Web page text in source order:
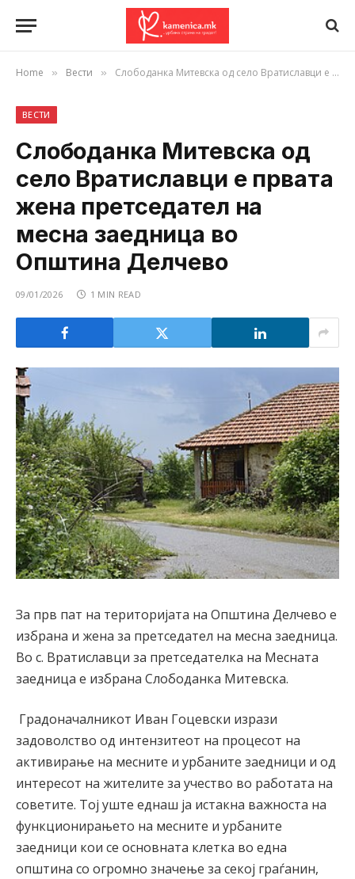
Home » Вести » Слободанка Митевска од село Вратиславци е првата жена претседател на месна заедница во Општина Делчево
ВЕСТИ
Слободанка Митевска од
село Вратиславци е првата
жена претседател на
месна заедница во
Општина Делчево
09/01/2026 1 MIN READ
За прв пат на територијата на Општина Делчево е
избрана и жена за претседател на месна заедница.
Во с. Вратиславци за претседателка на Месната
заедница е избрана Слободанка Митевска.
Градоначалникот Иван Гоцевски изрази
задоволство од интензитеот на процесот на
активирање на месните и урбаните заедници и од
интересот на жителите за учество во работата на
советите. Тој уште еднаш ја истакна важноста на
функционирањето на месните и урбаните
заедници кои се основната клетка во една
општина со огромно значење за секој граѓанин,